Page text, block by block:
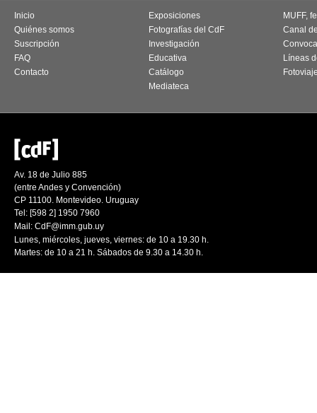
Inicio
Quiénes somos
Suscripción
FAQ
Contacto
Exposiciones
Fotografías del CdF
Investigación
Educativa
Catálogo
Mediateca
MUFF,
Canal
Líneas
Av. 18 de Julio 885
(entre Andes y Convención)
CP 11100. Montevideo. Uruguay
Tel: [598 2] 1950 7960
Mail: CdF@imm.gub.uy
Lunes, miércoles, jueves, viernes: de 10 a 19.30 h.
Martes: de 10 a 21 h. Sábados de 9.30 a 14.30 h.